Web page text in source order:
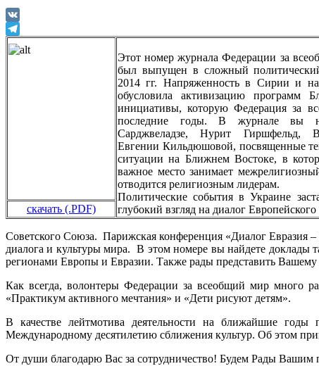
VK
Telegram
Этот номер журнала Федерации за
был выпущен в сложный
2014 гг. Напряженность в Сирии и
обусловила активизацию программ
инициативы, которую Федерация за
последние годы. В журнале вы
Сарджвеладзе, Нурит Гиршфельд,
Евгении Кильдюшовой, посвященные
ситуации на Ближнем Востоке, в
важное место занимает
отводится религиозным лидерам.
Политические события в Украине
глубокий взгляд на диалог
скачать (.PDF)
Советского Союза. Парижская конференция «Диалог Евразия –
диалога и культуры мира. В этом номере вы найдете
регионами Европы и Евразии. Также рады представить
Как всегда, волонтеры Федерации за всеобщий мир много
«Практикум активного мечтания» и «Дети рисуют детям».
В качестве лейтмотива деятельности на ближайшие
Международному десятилетию сближения культур. Об этом
От души благодарю Вас за сотрудничество! Будем Рады Вашим